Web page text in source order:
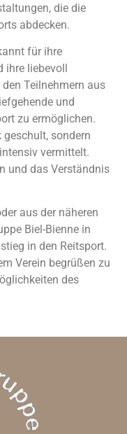
die die
abdecken.
für ihre
ihre liebevoll
Teilnehmern aus
und
zu ermöglichen.
sondern
vermittelt.
und das Verständnis
aus der näheren
Biel-Bienne in
in den Reitsport.
Verein begrüßen zu
des